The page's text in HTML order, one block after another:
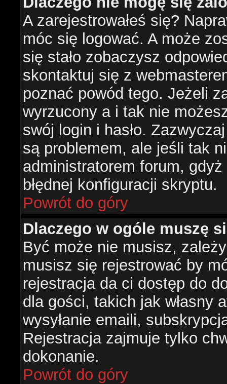
A zarejestrowałeś się?
móc się logować. A może
się stało zobaczysz
skontaktuj się z
poznać powód tego. Jeżeli
wyrzucony a i tak nie
swój login i hasło.
są problemem, ale jeśli tak
administratorem forum,
błędnej konfiguracji skryptu.
Powrót do góry
Dlaczego w ogóle muszę
Być może nie musisz,
musisz się rejestrować by
rejestracja da ci dostęp do
dla gości, takich jak własny
wysyłanie emaili,
Rejestracja zajmuje tylko
dokonanie.
Powrót do góry